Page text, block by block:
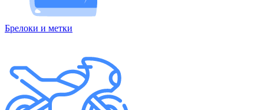
Брелоки и метки